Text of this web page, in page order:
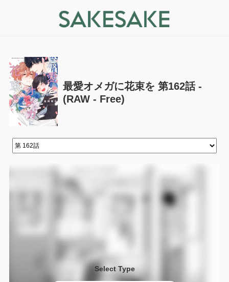
最愛オメガに花束を 第162話 -
(RAW - Free)
Select Type